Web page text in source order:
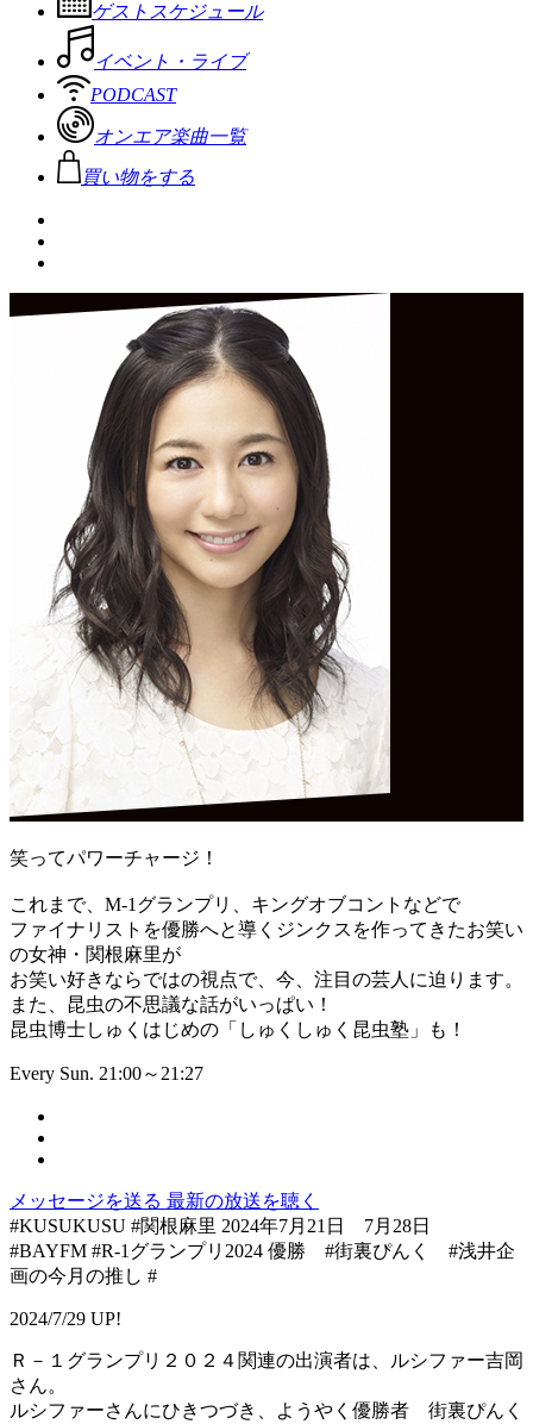
ゲストスケジュール
イベント・ライブ
PODCAST
オンエア楽曲一覧
買い物をする
笑ってパワーチャージ！
これまで、M-1グランプリ、キングオブコントなどで
ファイナリストを優勝へと導くジンクスを作ってきたお笑い
の女神・関根麻里が
お笑い好きならではの視点で、今、注目の芸人に迫ります。
また、昆虫の不思議な話がいっぱい！
昆虫博士しゅくはじめの「しゅくしゅく昆虫塾」も！
Every Sun. 21:00～21:27
メッセージを送る 最新の放送を聴く
#KUSUKUSU #関根麻里 2024年7月21日 7月28日
#BAYFM #R-1グランプリ2024 優勝 #街裏ぴんく #浅井企
画の今月の推し #
2024/7/29 UP!
Ｒ－１グランプリ２０２４関連の出演者は、ルシファー吉岡
さん。
ルシファーさんにひきつづき、ようやく優勝者 街裏ぴんく